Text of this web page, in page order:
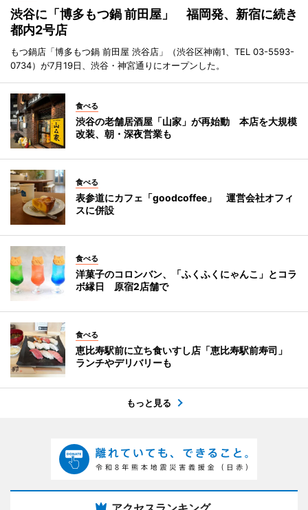
渋谷に「博多もつ鍋 前田屋」 福岡発、新宿に続き
都内2号店
もつ鍋店「博多もつ鍋 前田屋 渋谷店」（渋谷区神南1、TEL 03-5593-
0734）が7月19日、渋谷・神宮通りにオープンした。
食べる
渋谷の老舗居酒屋「山家」が再始動 本店を大規模
改装、朝・深夜営業も
食べる
表参道にカフェ「goodcoffee」 運営会社オフィ
スに併設
食べる
洋菓子のコロンバン、「ふくふくにゃんこ」とコラ
ボ縁日 原宿2店舗で
食べる
恵比寿駅前に立ち食いすし店「恵比寿駅前寿司」
ランチやデリバリーも
もっと見る